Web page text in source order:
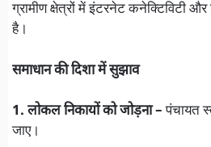
ग्रामीण क्षेत्रों में इंटरनेट कनेक्टिविटी और
है।
समाधान की दिशा में सुझाव
1. लोकल निकायों को जोड़ना –पंचायत
जाए।